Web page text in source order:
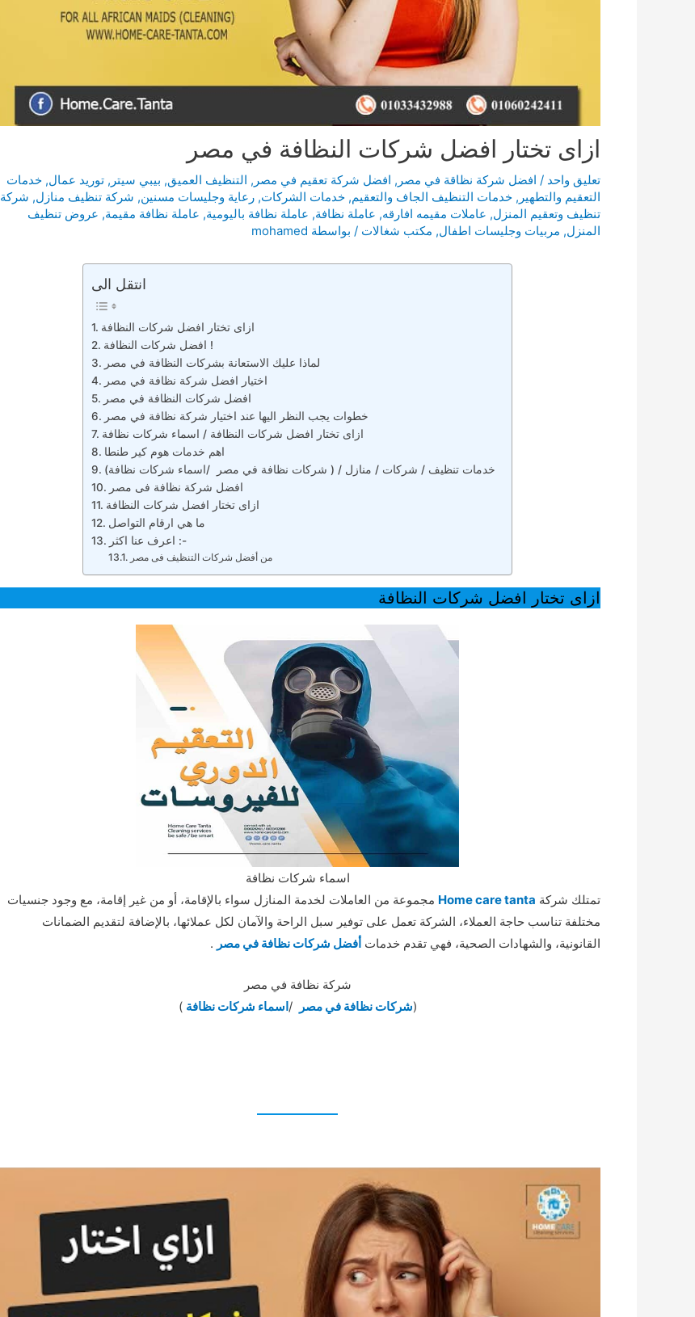
ازاى تختار افضل شركات النظافة في مصر
تعليق واحد / افضل شركة نظاقة في مصر , افضل شركة تعقيم في مصر , التنظيف العميق, بيبي سيتر , توريد عمال, خدمات
التعقيم والتطهير , خدمات التنظيف الجاف والتعقيم, خدمات الشركات, رعاية وجليسات مسنين, شركة تنظيف منازل, شركة
تنظيف وتعقيم المنزل, عاملات مقيمه افارقه, عاملة نظافة, عاملة نظافة باليومية, عاملة نظافة مقيمة, عروض تنظيف
المنزل, مربيات وجليسات اطفال, مكتب شغالات / بواسطة mohamed
انتقل الى
ازاى تختار افضل شركات النظافة
افضل شركات النظافة !
لماذا عليك الاستعانة بشركات النظافة في مصر
اختيار افضل شركة نظافة في مصر
افضل شركات النظافة في مصر
خطوات يجب النظر اليها عند اختيار شركة نظافة في مصر
ازاى تختار افضل شركات النظافة / اسماء شركات نظافة
اهم خدمات هوم كير طنطا
(شركات نظافة في مصر /اسماء شركات نظافة ) / خدمات تنظيف / شركات / منازل
افضل شركة نظافة فى مصر
ازاى تختار افضل شركات النظافة
ما هي ارقام التواصل
اعرف عنا اكثر :-
من أفضل شركات التنظيف فى مصر
ازاى تختار افضل شركات النظافة
اسماء شركات نظافة
تمتلك شركة Home care tanta مجموعة من العاملات لخدمة المنازل سواء بالإقامة، أو من غير إقامة، مع وجود جنسيات
مختلفة تناسب حاجة العملاء، الشركة تعمل على توفير سبل الراحة والآمان لكل عملائها، بالإضافة لتقديم الضمانات
القانونية، والشهادات الصحية، فهي تقدم خدمات أفضل شركات نظافة في مصر .
شركة نظافة في مصر
(شركات نظافة في مصر /اسماء شركات نظافة )